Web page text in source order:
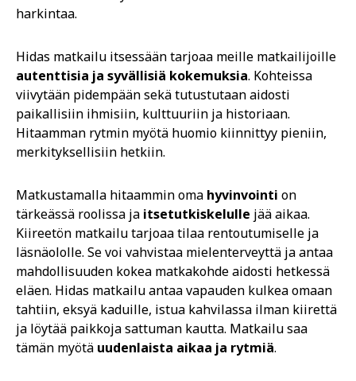
harkintaa.
Hidas matkailu itsessään tarjoaa meille matkailijoille
autenttisia ja syvällisiä kokemuksia. Kohteissa
viivytään pidempään sekä tutustutaan aidosti
paikallisiin ihmisiin, kulttuuriin ja historiaan.
Hitaamman rytmin myötä huomio kiinnittyy pieniin,
merkityksellisiin hetkiin.
Matkustamalla hitaammin oma hyvinvointi on
tärkeässä roolissa ja itsetutkiskelulle jää aikaa.
Kiireetön matkailu tarjoaa tilaa rentoutumiselle ja
läsnäololle. Se voi vahvistaa mielenterveyttä ja antaa
mahdollisuuden kokea matkakohde aidosti hetkessä
eläen. Hidas matkailu antaa vapauden kulkea omaan
tahtiin, eksyä kaduille, istua kahvilassa ilman kiirettä
ja löytää paikkoja sattuman kautta. Matkailu saa
tämän myötä uudenlaista aikaa ja rytmiä.